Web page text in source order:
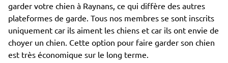
garder votre chien à Raynans, ce qui diffère des autres
plateformes de garde. Tous nos membres se sont inscrits
uniquement car ils aiment les chiens et car ils ont envie de
choyer un chien. Cette option pour faire garder son chien
est très économique sur le long terme.